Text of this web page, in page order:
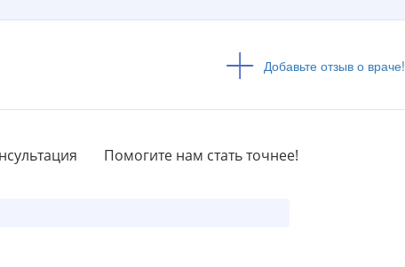
Добавьте отзыв о враче!
Помогите нам стать точнее!